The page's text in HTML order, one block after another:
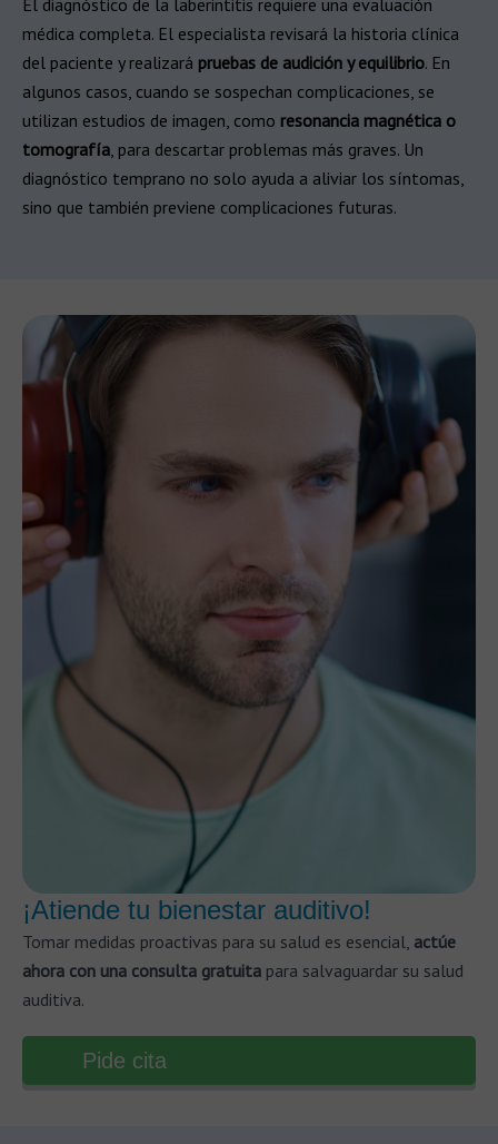
El diagnóstico de la laberintitis requiere una evaluación
médica completa. El especialista revisará la historia clínica
del paciente y realizará pruebas de audición y equilibrio. En
algunos casos, cuando se sospechan complicaciones, se
utilizan estudios de imagen, como resonancia magnética o
tomografía, para descartar problemas más graves. Un
diagnóstico temprano no solo ayuda a aliviar los síntomas,
sino que también previene complicaciones futuras.
¡Atiende tu bienestar auditivo!
Tomar medidas proactivas para su salud es esencial, actúe
ahora con una consulta gratuita para salvaguardar su salud
auditiva.
Pide cita